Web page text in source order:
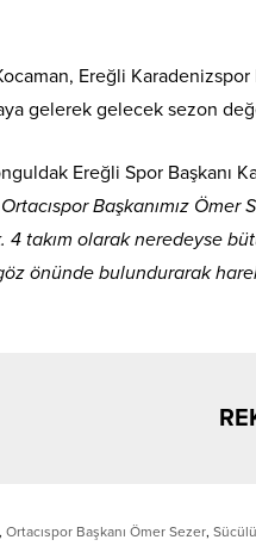
Ereğli
gelerek gelecek sezon
Ereğli Spor Başkanı
Başkanımız
takım olarak neredeyse
önünde bulundurarak
, Ortacıspor Başkanı Ömer Sezer,